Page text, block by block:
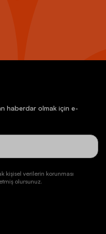
haberdar olmak için e-
kişisel verilerin korunması
olursunuz.